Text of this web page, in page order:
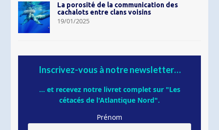
La porosité de la communication des
cachalots entre clans voisins
19/01/2025
Inscrivez-vous à notre newsletter…
... et recevez notre livret complet sur "Les
cétacés de l'Atlantique Nord".
Prénom